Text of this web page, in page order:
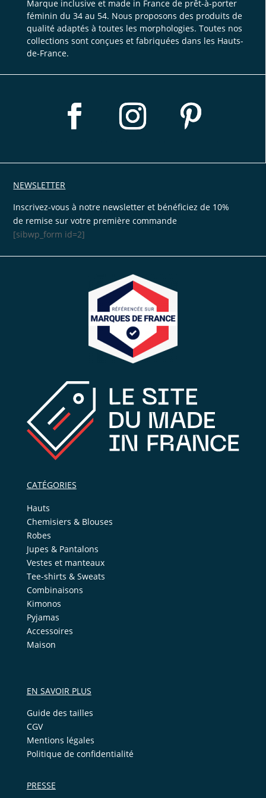
Inscrivez-vous à notre newsletter et
bénéficiez d'une
remise de 10%
sur votre première commande
Marque inclusive et made in France de prêt-à-porter
féminin du 34 au 54. Nous proposons des produits de
qualité adaptés à toutes les morphologies. Toutes nos
collections sont conçues et fabriquées dans les Hauts-
de-France.
NEWSLETTER
Inscrivez-vous à notre newsletter et bénéficiez de 10%
de remise sur votre première commande
[sibwp_form id=2]
CATÉGORIES
Hauts
Chemisiers & Blouses
Robes
Jupes & Pantalons
Vestes et manteaux
Tee-shirts & Sweats
Combinaisons
Kimonos
Pyjamas
Accessoires
Maison
EN SAVOIR PLUS
Guide des tailles
CGV
Mentions légales
Politique de confidentialité
PRESSE